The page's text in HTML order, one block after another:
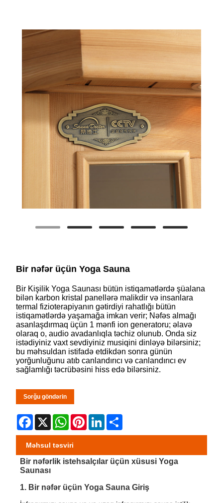
Bir nəfər üçün Yoga Sauna
Bir Kişilik Yoga Saunası bütün istiqamətlərdə şüalana
bilən karbon kristal panellərə malikdir və insanlara
termal fizioterapiyanın gətirdiyi rahatlığı bütün
istiqamətlərdə yaşamağa imkan verir; Nəfəs almağı
asanlaşdırmaq üçün 1 mənfi ion generatoru; əlavə
olaraq o, audio avadanlıqla təchiz olunub. Onda siz
istədiyiniz vaxt sevdiyiniz musiqini dinləyə bilərsiniz;
bu məhsuldan istifadə etdikdən sonra günün
yorğunluğunu atıb canlandırıcı və canlandırıcı ev
sağlamlığı təcrübəsini hiss edə bilərsiniz.
Sorğu göndərin
Facebook
X WhatsApp
PinterestLinkedIn
Məhsul təsviri
Bir nəfərlik istehsalçılar üçün xüsusi Yoga
Saunası
1. Bir nəfər üçün Yoga Sauna Giriş